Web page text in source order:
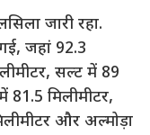
जारी रहा.
जहां 92.3
सल्ट में 89
81.5 मिलीमीटर,
और अल्मोड़ा